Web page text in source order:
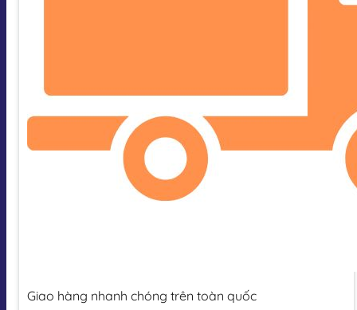
Giao hàng nhanh chóng trên toàn quốc